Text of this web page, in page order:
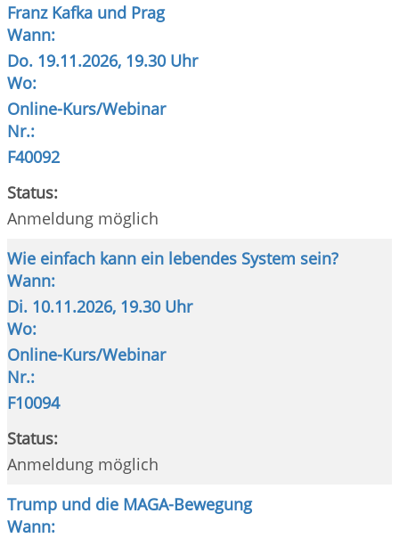
Franz Kafka und Prag
Wann:
Do. 19.11.2026, 19.30 Uhr
Wo:
Online-Kurs/Webinar
Nr.:
F40092
Status:
Anmeldung möglich
Wie einfach kann ein lebendes System sein?
Wann:
Di. 10.11.2026, 19.30 Uhr
Wo:
Online-Kurs/Webinar
Nr.:
F10094
Status:
Anmeldung möglich
Trump und die MAGA-Bewegung
Wann: